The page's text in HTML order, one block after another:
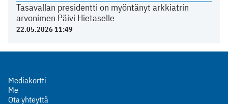
Tasavallan presidentti on myöntänyt arkkiatrin
arvonimen Päivi Hietaselle
22.05.2026 11:49
Mediakortti
Me
Ota yhteyttä